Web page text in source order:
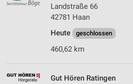
Landstraße 66
42781 Haan
Heute
geschlossen
460,62 km
Gut Hören Ratingen